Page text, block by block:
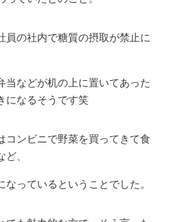
員の社内で糖質の摂取が禁止に
当などが机の上に置いてあった
になるそうです笑
コンビニで野菜を買ってきて食
、
っているということでした。